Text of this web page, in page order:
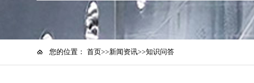
您的位置： 首页>>新闻资讯>>知识问答